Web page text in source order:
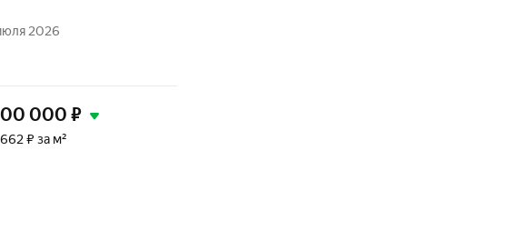
2026
000 ₽
₽ за м²